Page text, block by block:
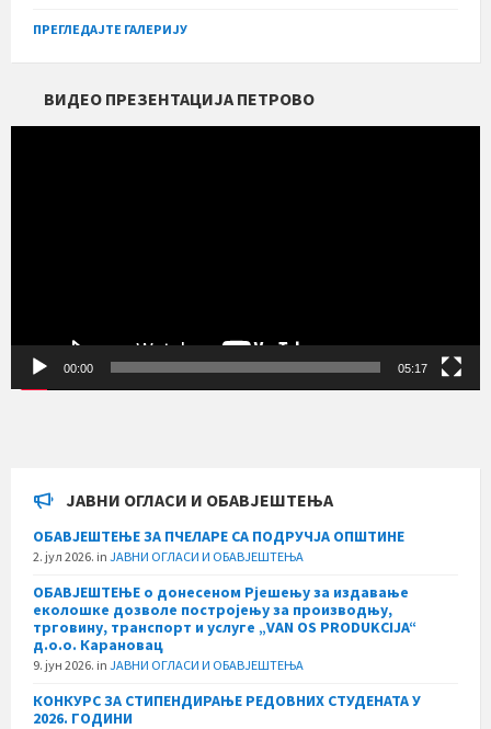
ПРЕГЛЕДАЈТЕ ГАЛЕРИЈУ
ВИДЕО ПРЕЗЕНТАЦИЈА ПЕТРОВО
00:00 05:17
ЈАВНИ ОГЛАСИ И ОБАВЈЕШТЕЊА
ОБАВЈЕШТЕЊЕ ЗА ПЧЕЛАРЕ СА ПОДРУЧЈА ОПШТИНЕ
2. јул 2026. in ЈАВНИ ОГЛАСИ И ОБАВЈЕШТЕЊА
ОБАВЈЕШТЕЊЕ о донесеном Рјешењу за издавање
еколошке дозволе постројењу за производњу,
трговину, транспорт и услуге „VAN OS PRODUKCIJA“
д.о.о. Карановац
9. јун 2026. in ЈАВНИ ОГЛАСИ И ОБАВЈЕШТЕЊА
КОНКУРС ЗА СТИПЕНДИРАЊЕ РЕДОВНИХ СТУДЕНАТА У
2026. ГОДИНИ